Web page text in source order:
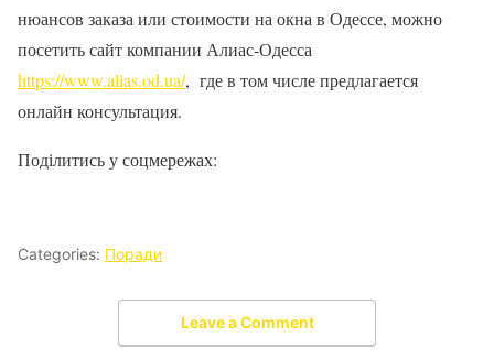
нюансов заказа или стоимости на окна в Одессе, можно
посетить сайт компании Алиас-Одесса
https://www.alias.od.ua/, где в том числе предлагается
онлайн консультация.
Поділитись у соцмережах:
Categories: Поради
Leave a Comment